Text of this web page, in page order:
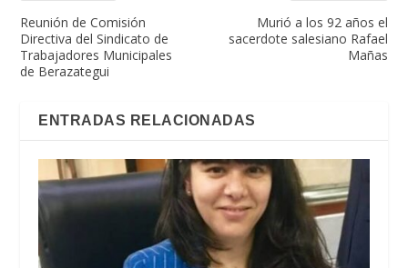
Reunión de Comisión
Directiva del Sindicato de
Trabajadores Municipales
de Berazategui
Murió a los 92 años el
sacerdote salesiano Rafael
Mañas
ENTRADAS RELACIONADAS